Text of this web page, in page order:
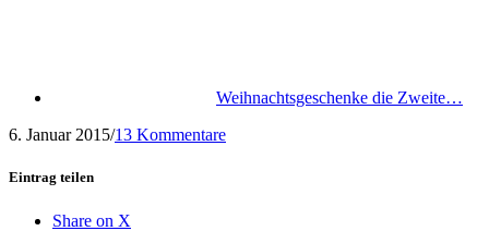
Weihnachtsgeschenke die Zweite…
6. Januar 2015/13 Kommentare
Eintrag teilen
Share on X